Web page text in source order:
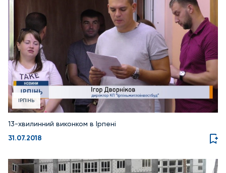
ІРПІНЬ
13-хвилинний виконком в Ірпені
31.07.2018